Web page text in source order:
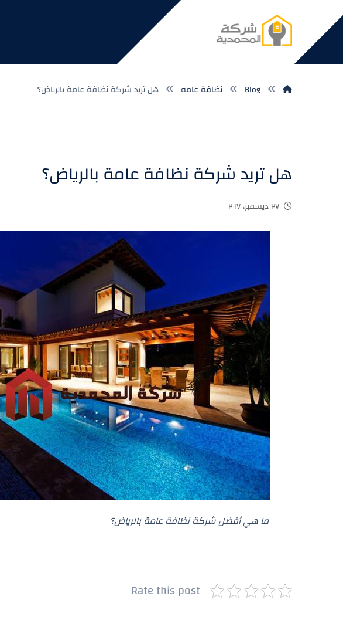
Blog نظافة عامه هل تريد شركة نظافة عامة بالرياض؟
هل تريد شركة نظافة عامة بالرياض؟
٢٧ ديسمبر، ٢٠١٧
ما هي أفضل شركة نظافة عامة بالرياض؟
Rate this post